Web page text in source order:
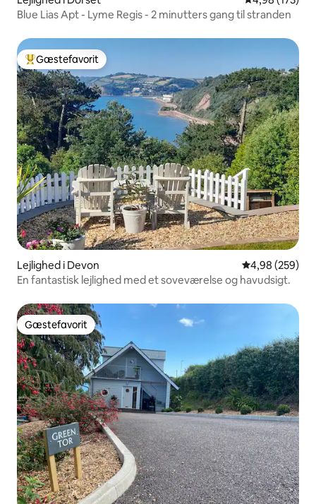
Blue Lias Apt - Lyme Regis - 2 minutters gang til stranden
Bedste gæstefavorit
Gæstefavorit
Lejlighed i Devon 4,98 ud af 5 i
4,98 (259)
En fantastisk lejlighed med et soveværelse og havudsigt.
Gæstefavorit
Gæstefavorit